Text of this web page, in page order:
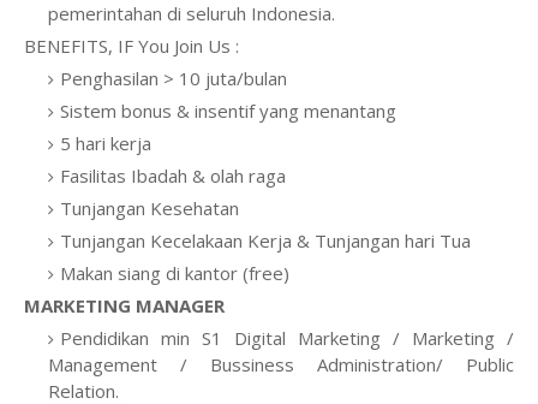
pemerintahan di seluruh Indonesia.
BENEFITS, IF You Join Us :
Penghasilan > 10 juta/bulan
Sistem bonus & insentif yang menantang
5 hari kerja
Fasilitas Ibadah & olah raga
Tunjangan Kesehatan
Tunjangan Kecelakaan Kerja & Tunjangan hari Tua
Makan siang di kantor (free)
MARKETING MANAGER
Pendidikan min S1 Digital Marketing / Marketing /
Management / Bussiness Administration/ Public
Relation.